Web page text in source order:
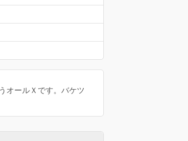
オールＸです。バケツ